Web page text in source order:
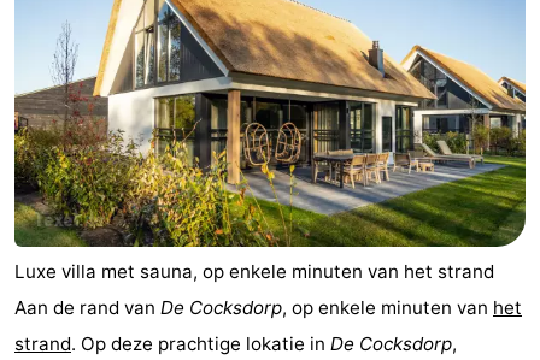
Natuur
Schoorlse
Duinen
Bergen
aan
Zee
-
Bergen
-
Alkmaar
-
Egmond
aan
-
Noordhollands
-
Luxe villa met sauna, op enkele minuten van het strand
Aan de rand van De Cocksdorp, op enkele minuten van het
strand. Op deze prachtige lokatie in De Cocksdorp,